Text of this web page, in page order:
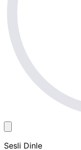
Sesli Dinle